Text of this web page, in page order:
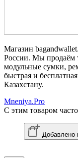
Магазин
России. Мы продаём
модульные сумки,
быстрая и
Казахстану.
Mneniya.Pro
С этим товаром
Добавлено